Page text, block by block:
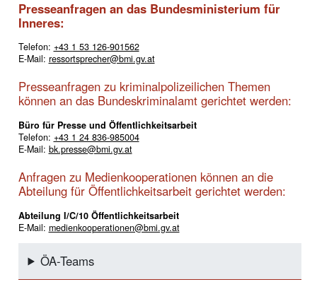
Presseanfragen an das Bundesministerium für
Inneres:
Telefon: +43 1 53 126-901562
E-Mail: ressortsprecher@bmi.gv.at
Presseanfragen zu kriminalpolizeilichen Themen
können an das Bundeskriminalamt gerichtet werden:
Büro für Presse und Öffentlichkeitsarbeit
Telefon: +43 1 24 836-985004
E-Mail: bk.presse@bmi.gv.at
Anfragen zu Medienkooperationen können an die
Abteilung für Öffentlichkeitsarbeit gerichtet werden:
Abteilung I/C/10 Öffentlichkeitsarbeit
E-Mail: medienkooperationen@bmi.gv.at
ÖA-Teams